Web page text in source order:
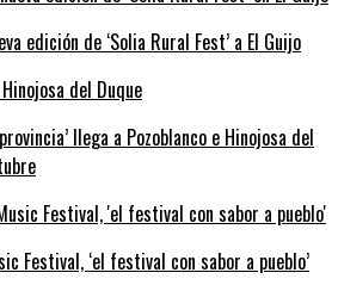
edición de ‘Solia Rural Fest’ a El Guijo
llega a Pozoblanco e Hinojosa del
Festival, ‘el festival con sabor a pueblo’